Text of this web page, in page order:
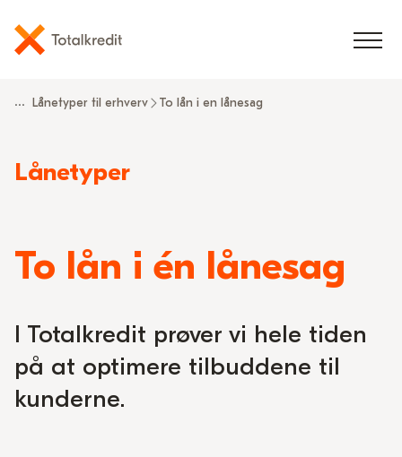
... Lånetyper til erhverv To lån i en lånesag
Read
Lånetyper
To lån i én lånesag
I Totalkredit prøver vi hele tiden
på at optimere tilbuddene til
kunderne.